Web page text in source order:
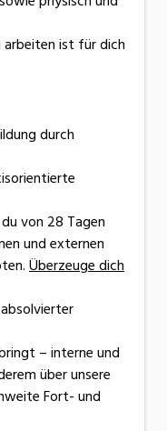
arbeiten ist für dich
durch
von 28 Tagen
und externen
Überzeuge dich
– interne und
über unsere
Fort- und